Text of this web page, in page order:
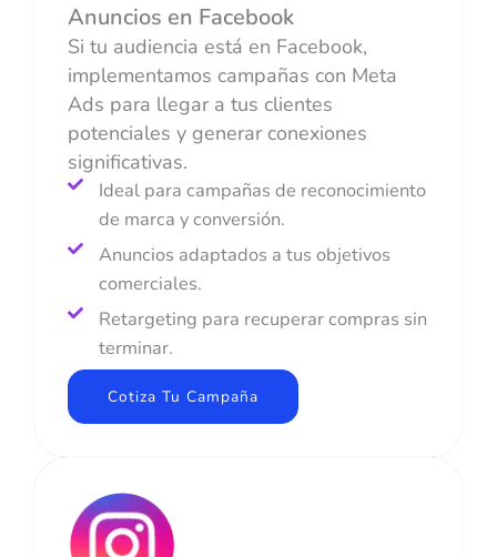
Anuncios en Facebook
Si tu audiencia está en Facebook,
implementamos campañas con Meta
Ads para llegar a tus clientes
potenciales y generar conexiones
significativas.
Ideal para campañas de reconocimiento
de marca y conversión.
Anuncios adaptados a tus objetivos
comerciales.
Retargeting para recuperar compras sin
terminar.
Cotiza Tu Campaña